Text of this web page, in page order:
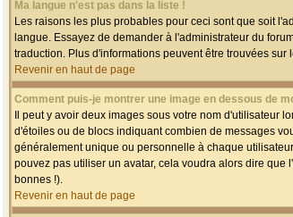
Ma langue n'est pas dans la liste !
Les raisons les plus probables pour ceci sont que soit
langue. Essayez de demander à l'administrateur du
traduction. Plus d'informations peuvent être trouvées
Revenir en haut de page
Comment puis-je montrer une image en dessous de
Il peut y avoir deux images sous votre nom d'utilisateur
d'étoiles ou de blocs indiquant combien de messages
généralement unique ou personnelle à chaque
pouvez pas utiliser un avatar, cela voudra alors dire
bonnes !).
Revenir en haut de page